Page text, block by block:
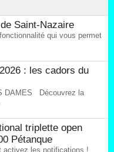
Saint-Nazaire
qui vous permet
: les cadors du
DAMES Découvrez la
triplette open
Pétanque
activez les notifications !